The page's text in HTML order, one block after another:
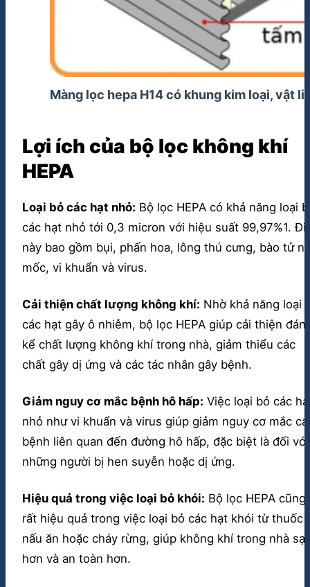
Màng lọc hepa H14 có khung kim loại, vật
Lợi ích của bộ lọc không khí
HEPA
Loại bỏ các hạt nhỏ: Bộ lọc HEPA có khả năng loại
các hạt nhỏ tới 0,3 micron với hiệu suất 99,97%1.
này bao gồm bụi, phấn hoa, lông thú cưng, bào tử
mốc, vi khuẩn và virus.
Cải thiện chất lượng không khí: Nhờ khả năng loại
các hạt gây ô nhiễm, bộ lọc HEPA giúp cải thiện
kể chất lượng không khí trong nhà, giảm thiểu các
chất gây dị ứng và các tác nhân gây bệnh.
Giảm nguy cơ mắc bệnh hô hấp: Việc loại bỏ các
nhỏ như vi khuẩn và virus giúp giảm nguy cơ mắc
bệnh liên quan đến đường hô hấp, đặc biệt là đối với
những người bị hen suyễn hoặc dị ứng.
Hiệu quả trong việc loại bỏ khói: Bộ lọc HEPA cũng
rất hiệu quả trong việc loại bỏ các hạt khói từ thuốc
nấu ăn hoặc cháy rừng, giúp không khí trong nhà
hơn và an toàn hơn.